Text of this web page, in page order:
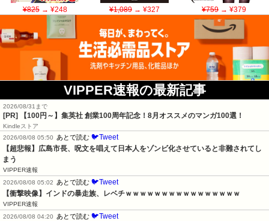
¥825→ ¥248 ¥1,089→ ¥327 ¥759→ ¥379
VIPPER速報の最新記事
2026/08/31まで
[PR] 【100円～】集英社 創業100周年記念！8月オススメのマンガ100選！
Kindleストア
2026/08/08 05:50
あとで読む 🐦Tweet
【超悲報】広島市長、呪文を唱えて日本人をゾンビ化させていると非難されてし
まう
VIPPER速報
2026/08/08 05:02
あとで読む 🐦Tweet
【衝撃映像】インドの暴走族、レベチｗｗｗｗｗｗｗｗｗｗｗｗｗｗｗｗ
VIPPER速報
2026/08/08 04:20
あとで読む 🐦Tweet